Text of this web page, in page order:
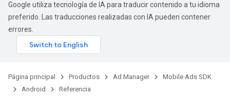
Google utiliza tecnología de IA para traducir contenido a tu idioma
preferido. Las traducciones realizadas con IA pueden contener
errores.
Página principal Productos Ad Manager
Mobile Ads SDK
Android
Referencia